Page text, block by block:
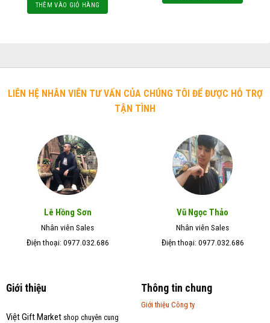
THÊM VÀO GIỎ HÀNG
LIÊN HỆ NHÂN VIÊN TƯ VẤN CỦA CHÚNG TÔI ĐỂ ĐƯỢC HỖ TRỢ
TẬN TÌNH
Lê Hồng Sơn
Nhân viên Sales
Điện thoại: 0977.032.686
Vũ Ngọc Thảo
Nhân viên Sales
Điện thoại: 0977.032.686
Giới thiệu
Việt Gift Marketshop chuyên cung
Thông tin chung
Giới thiệu Công ty